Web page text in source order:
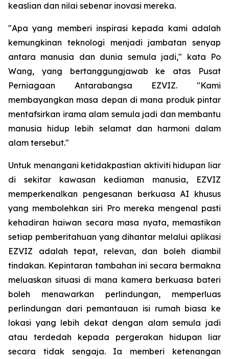
keaslian dan nilai sebenar inovasi mereka.
"Apa yang memberi inspirasi kepada kami adalah
kemungkinan teknologi menjadi jambatan senyap
antara manusia dan dunia semula jadi," kata Po
Wang, yang bertanggungjawab ke atas Pusat
Perniagaan Antarabangsa EZVIZ. "Kami
membayangkan masa depan di mana produk pintar
mentafsirkan irama alam semula jadi dan membantu
manusia hidup lebih selamat dan harmoni dalam
alam tersebut."
Untuk menangani ketidakpastian aktiviti hidupan liar
di sekitar kawasan kediaman manusia, EZVIZ
memperkenalkan pengesanan berkuasa AI khusus
yang membolehkan siri Pro mereka mengenal pasti
kehadiran haiwan secara masa nyata, memastikan
setiap pemberitahuan yang dihantar melalui aplikasi
EZVIZ adalah tepat, relevan, dan boleh diambil
tindakan. Kepintaran tambahan ini secara bermakna
meluaskan situasi di mana kamera berkuasa bateri
boleh menawarkan perlindungan, memperluas
perlindungan dari pemantauan isi rumah biasa ke
lokasi yang lebih dekat dengan alam semula jadi
atau terdedah kepada pergerakan hidupan liar
secara tidak sengaja. Ia memberi ketenangan